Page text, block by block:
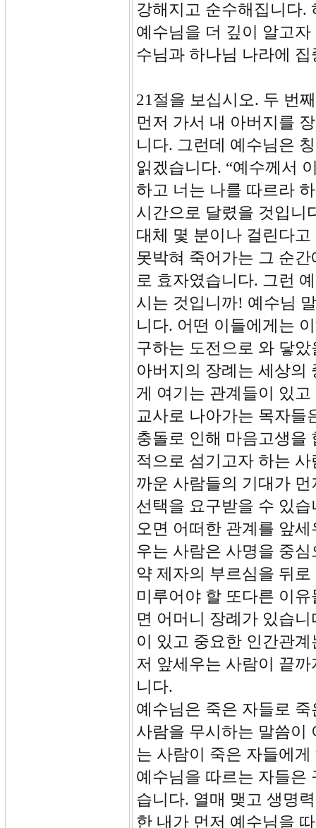
강해지고 순수해집니다.
예수님을 더 깊이 알고
수님과 하나님 나라에
21절을 보십시오. 두 번
먼저 가서 내 아버지를
니다. 그런데 예수님은
읽겠습니다. “예수께서
하고 너는 나를 따르라
시간으로 달렸을 것입니
대체 몇 분이나 걸린다
못박혀 죽어가는 그 순
로 효자였습니다. 그런
시는 것입니까! 예수님
니다. 어떤 이들에게는
구하는 도전으로 와 닿
아버지의 장례는 세상의
게 여기는 관계들이 있
교사로 나아가는 목자들
충돌로 인해 마음고생을
적으로 섬기고자 하는
까운 사람들의 기대가
선택을 요구받을 수 있
오면 어떠한 관계를 앞
우는 사람은 사명을 중
약 제자의 부르심을 뒤
미루어야 할 또다른 이
면 어머니 장례가 있습
이 있고 중요한 인간관
저 앞세우는 사람이 끝
니다.
예수님은 죽은 자들로
사람을 무시하는 말씀이
는 사람이 죽은 자들에
예수님을 따르는 자들은
습니다. 열매 맺고 생명
한 내가 먼저 예수님을